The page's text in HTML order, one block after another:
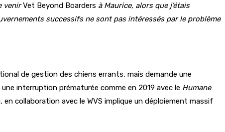
venirVet Beyond Boarders à Maurice, alors que j’étais
successifs ne sont pas intéressés par le problème
de gestion des chiens errants, mais demande une
interruption prématurée comme en 2019 avec le Humane
collaboration avec le WVS implique un déploiement massif